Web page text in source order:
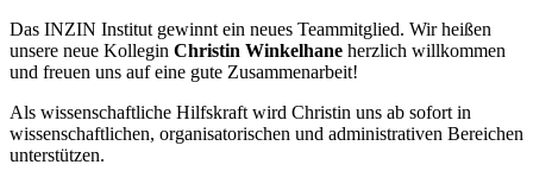
Das INZIN Institut gewinnt ein neues Teammitglied. Wir heißen
unsere neue Kollegin Christin Winkelhane herzlich willkommen
und freuen uns auf eine gute Zusammenarbeit!
Als wissenschaftliche Hilfskraft wird Christin uns ab sofort in
wissenschaftlichen, organisatorischen und administrativen Bereichen
unterstützen.